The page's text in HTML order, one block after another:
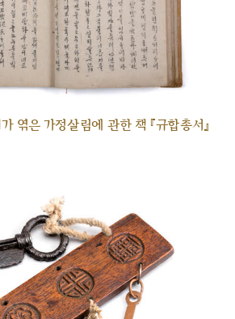
엮은 가정살림에 관한 책 『규합총서』